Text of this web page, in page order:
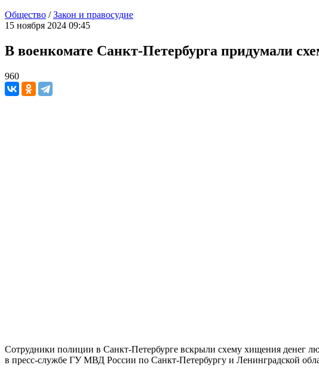
Общество /Закон и правосудие
15 ноября 2024 09:45
В военкомате Санкт-Петербурга придумали
960
Сотрудники полиции в Санкт-Петербурге вскрыли схему хищения денег
в пресс-службе ГУ МВД России по Санкт-Петербургу и Ленинградской